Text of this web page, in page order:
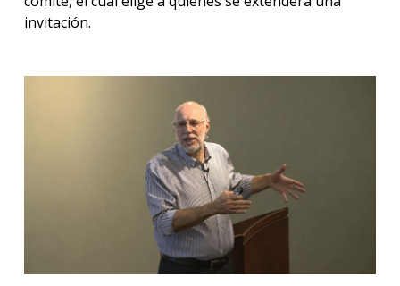
invitación.